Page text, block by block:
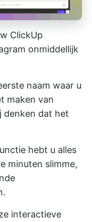
ClickUp
onmiddellijk
naam waar u
maken van
denken dat het
hebt u alles
minuten slimme,
interactieve